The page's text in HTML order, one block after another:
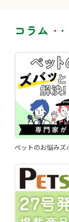
コラム
ペットのお悩みズ